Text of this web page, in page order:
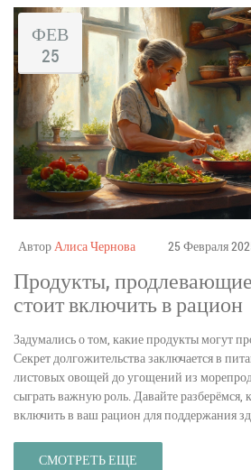
ФЕВ
25
АвторАлиса Чернова 25 Февраля
Продукты,
стоит включить в рацион
Задумались о том, какие продукты могут
Секрет долгожительства заключается в
листовых овощей до угощений из
сыграть важную роль. Давайте разберёмся,
включить в ваш рацион для поддержания
СМОТРЕТЬ ЕЩЕ